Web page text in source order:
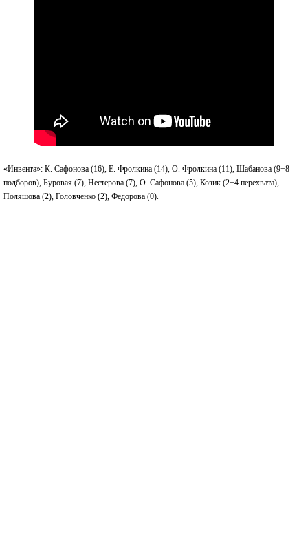
«Инвента»: К. Сафонова (16), Е. Фролкина (14), О. Фролкина (11), Шабанова (9+8
подборов), Буровая (7), Нестерова (7), О. Сафонова (5), Козик (2+4 перехвата),
Поляшова (2), Головченко (2), Федорова (0).